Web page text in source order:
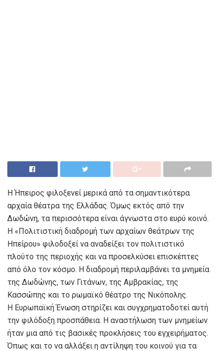
Η Ήπειρος φιλοξενεί μερικά από τα σημαντικότερα
αρχαία θέατρα της Ελλάδας. Όμως εκτός από την
Δωδώνη, τα περισσότερα είναι άγνωστα στο ευρύ κοινό.
Η «Πολιτιστική διαδρομή των αρχαίων θεάτρων της
Ηπείρου» φιλοδοξεί να αναδείξει τον πολιτιστικό
πλούτο της περιοχής και να προσελκύσει επισκέπτες
από όλο τον κόσμο. Η διαδρομή περιλαμβάνει τα μνημεία
της Δωδώνης, των Γιτάνων, της Αμβρακίας, της
Κασσώπης και το ρωμαϊκό θέατρο της Νικόπολης.
Η Ευρωπαϊκή Ένωση στηρίζει και συγχρηματοδοτεί αυτή
την φιλόδοξη προσπάθεια. Η αναστήλωση των μνημείων
ήταν μια από τις βασικές προκλήσεις του εγχειρήματος.
Όπως και το να αλλάξει η αντίληψη του κοινού για τα